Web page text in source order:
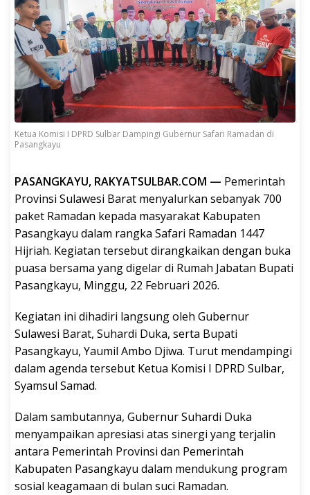
Ketua Komisi I DPRD Sulbar Dampingi Gubernur Safari Ramadan di
Pasangkayu
PASANGKAYU, RAKYATSULBAR.COM — Pemerintah
Provinsi Sulawesi Barat menyalurkan sebanyak 700
paket Ramadan kepada masyarakat Kabupaten
Pasangkayu dalam rangka Safari Ramadan 1447
Hijriah. Kegiatan tersebut dirangkaikan dengan buka
puasa bersama yang digelar di Rumah Jabatan Bupati
Pasangkayu, Minggu, 22 Februari 2026.
Kegiatan ini dihadiri langsung oleh Gubernur
Sulawesi Barat, Suhardi Duka, serta Bupati
Pasangkayu, Yaumil Ambo Djiwa. Turut mendampingi
dalam agenda tersebut Ketua Komisi I DPRD Sulbar,
Syamsul Samad.
Dalam sambutannya, Gubernur Suhardi Duka
menyampaikan apresiasi atas sinergi yang terjalin
antara Pemerintah Provinsi dan Pemerintah
Kabupaten Pasangkayu dalam mendukung program
sosial keagamaan di bulan suci Ramadan.